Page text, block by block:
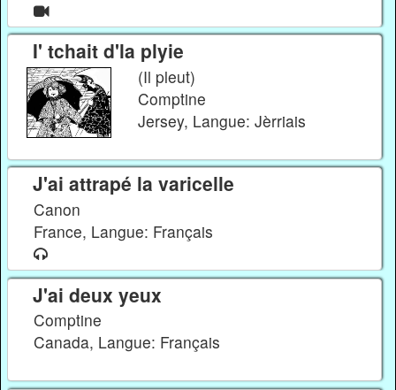
I' tchait d'la plyie
(Il pleut)
Comptine
Jersey, Langue: Jèrriais
J'ai attrapé la varicelle
Canon
France, Langue: Français
J'ai deux yeux
Comptine
Canada, Langue: Français